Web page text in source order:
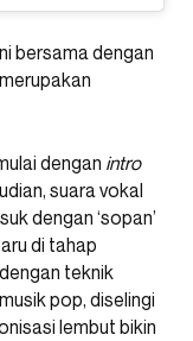
bersama dengan
dengan intro
suara vokal
dengan ‘sopan’
di tahap
teknik
pop, diselingi
lembut bikin